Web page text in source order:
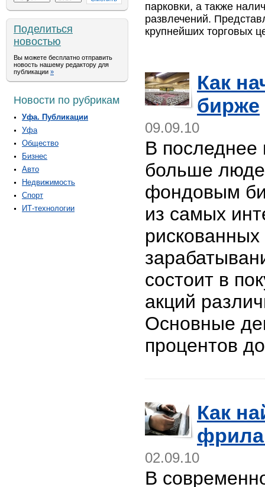
Поделиться
новостью
Вы можете бесплатно отправить
новость нашему редактору для
публикации »
Новости по рубрикам
Уфа. Публикации
Уфа
Общество
Бизнес
Авто
Недвижимость
Спорт
ИТ-технологии
парковки, а также
развлечений.
крупнейших торговых
Как
бирже
09.09.10
В
больше
фондовым
из самых
рискованных
состоит в
акций
Основные
процентов
Как
02.09.10
В